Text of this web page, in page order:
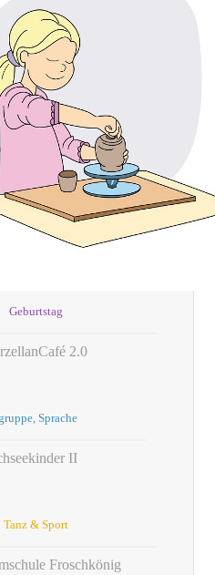
Geburtstag
2.0
Sprache
II
Tanz & Sport
Froschkönig